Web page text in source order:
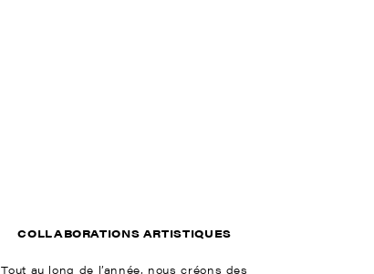
COLLABORATIONS ARTISTIQUES
Tout au long de l’année, nous créons des